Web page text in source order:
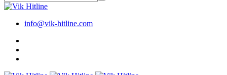
info@vik-hitline.com